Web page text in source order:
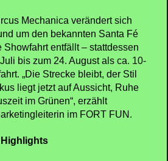
Mechanica verändert sich
um den bekannten Santa Fé
Showfahrt entfällt – stattdessen
bis zum 24. August als ca. 10-
„Die Strecke bleibt, der Stil
liegt jetzt auf Aussicht, Ruhe
im Grünen“, erzählt
im FORT FUN.
Highlights